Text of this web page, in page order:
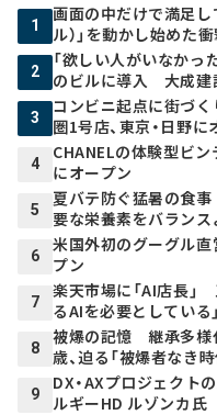
1
画面の中だけで満足し
ル）」を動かし始めた
2
「欲しい人がいなかっ
のビルに導入 大成建
3
コンビニ起点に街づ
圏1号店、東京・日野に
4
CHANELの体験型ビン
にオープン
5
夏バテ防ぐ猛暑の食
要な栄養素をバランス
6
米国外初のグーグル
プン
7
楽天市場に「AI店長」
るAIを必要としている」
8
被爆の記憶 継承多様
歳、迫る「被爆者なき時
9
DX・AXプロジェクト
ルギーHD ルゾンカ氏